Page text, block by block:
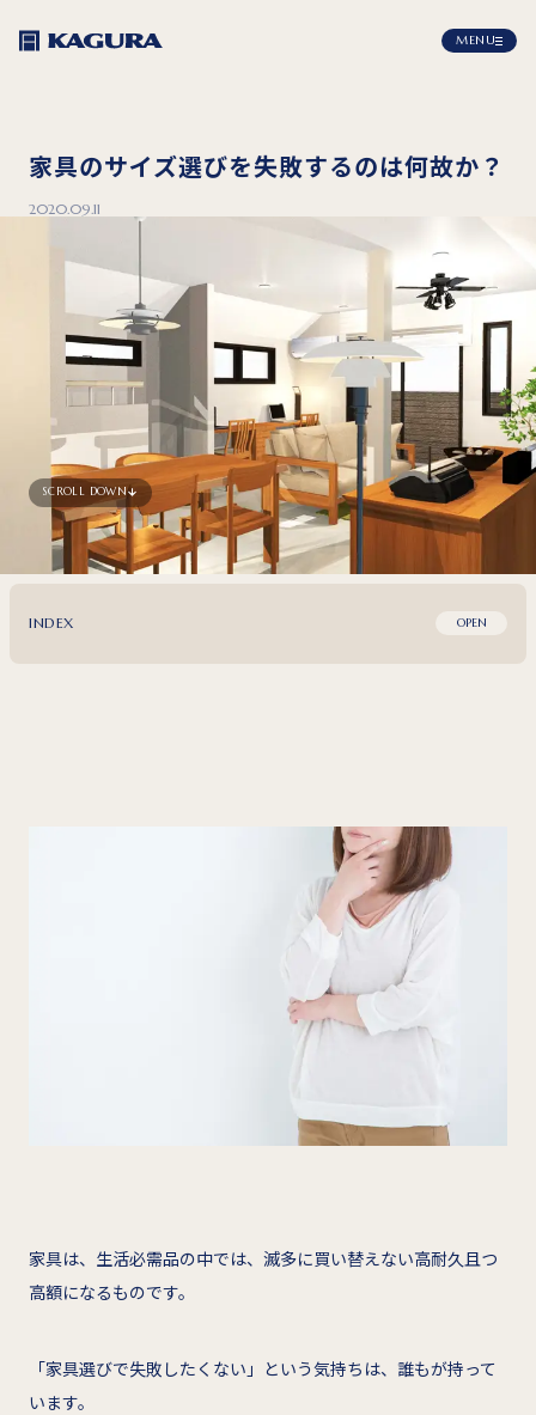
MENU
家具のサイズ選びを失敗するのは何故か？
2020.09.11
SCROLL DOWN
INDEX OPEN
家具は、生活必需品の中では、滅多に買い替えない高耐久且つ
高額になるものです。
「家具選びで失敗したくない」という気持ちは、誰もが持って
います。